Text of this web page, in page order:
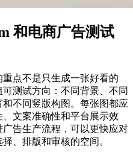
和电商广告测试
重点不是只生成一张好看的
测试方向：不同背景、不同
不同竖版构图。每张图都应
文案准确性和平台展示效
告生产流程，可以更快应对
、排版和审核的空间。